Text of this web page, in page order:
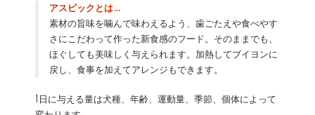
アスピックとは…
素材の旨味を噛んで味わえるよう、歯ごたえや食べやす
さにこだわって作った新食感のフード。そのままでも、
ほぐしても美味しく与えられます。加熱してブイヨンに
戻し、食事を加えてアレンジもできます。
1日に与える量は犬種、年齢、運動量、季節、個体によって